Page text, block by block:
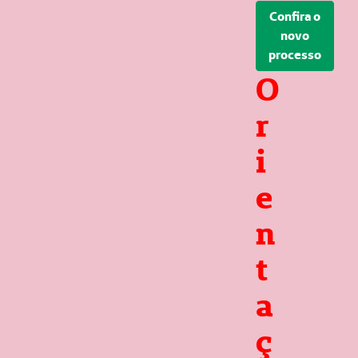
Confira o
novo
processo
O
r
i
e
n
t
a
ç